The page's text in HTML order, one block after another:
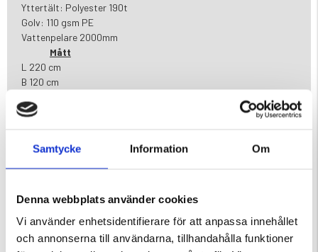
Samtycke Information Om
Denna webbplats använder cookies
Vi använder enhetsidentifierare för att anpassa innehållet
och annonserna till användarna, tillhandahålla funktioner
Yttertält: Polyester 190t
Golv: 110 gsm PE
Vattenpelare 2000mm
Mått
L 220 cm
B 120 cm
Vikt: 1,55 kg
Liggunderlag tillverkade av ett vattenavvisande material med
god isoleringsförmåga. Levereras med två stycken gummiband.
Sovsäck 200 Ekerum
Denna modell har en hellång 2-vägs dragkedja samt en